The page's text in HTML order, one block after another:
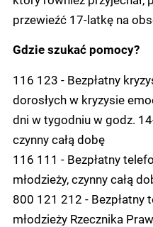
przewieźć 17-latkę na
Gdzie szukać pomocy?
116 123 - Bezpłatny
dorosłych w kryzysie
dni w tygodniu w godz.
czynny całą dobę
116 111 - Bezpłatny
młodzieży, czynny całą
800 121 212 - Bezpłatny
młodzieży Rzecznika